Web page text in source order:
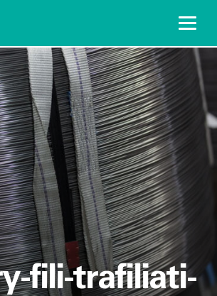
fili-trafiliati-